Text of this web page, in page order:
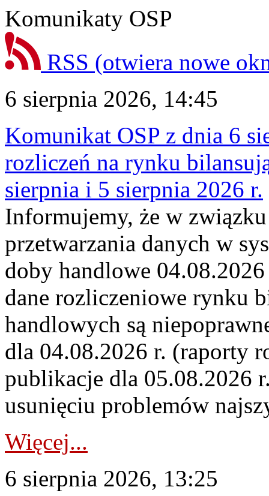
Komunikaty OSP
RSS (otwiera nowe
6 sierpnia 2026, 14:45
Komunikat OSP z dnia 6
rozliczeń na rynku
sierpnia i 5 sierpnia 2026 r.
Informujemy, że w
przetwarzania danych w
doby handlowe
dane rozliczeniowe rynku
handlowych są
dla 04.08.2026 r. (raporty
publikacje dla 05.08.2026
usunięciu problemów
Więcej...
6 sierpnia 2026, 13:25